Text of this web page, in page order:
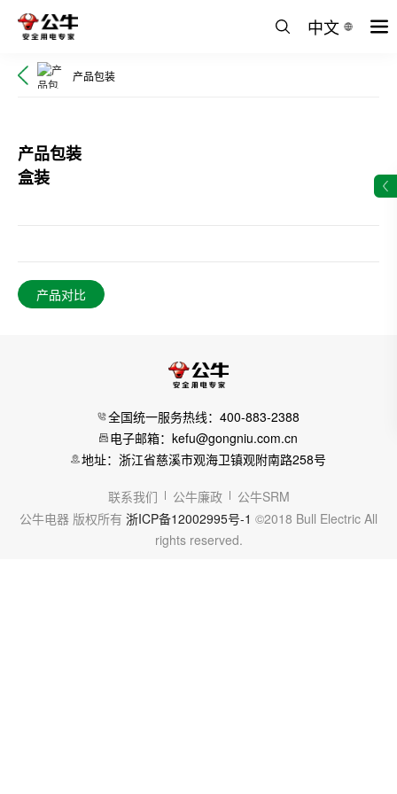
中文
产品包装
产品包装
盒装
产品对比
全国统一服务热线：400-883-2388
电子邮箱：kefu@gongniu.com.cn
地址：浙江省慈溪市观海卫镇观附南路258号
联系我们 公牛廉政
公牛SRM
公牛电器 版权所有 浙ICP备12002995号-1 ©2018 Bull Electric All
rights reserved.